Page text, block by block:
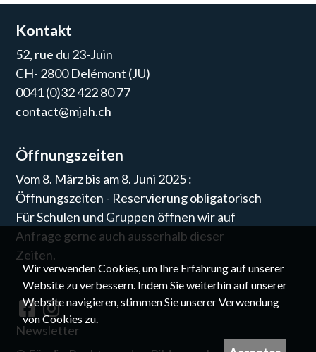
Kontakt
52, rue du 23-Juin
CH- 2800 Delémont (JU)
0041 (0)32 422 80 77
contact@mjah.ch
Öffnungszeiten
Vom 8. März bis am 8. Juni 2025 :
Öffnungszeiten - Reservierung obligatorisch
Für Schulen und Gruppen öffnen wir auf
Anfrage gerne auch ausserhalb dieser
Zeiten.
Newsletter
Wir verwenden Cookies, um Ihre Erfahrung auf unserer
Website zu verbessern. Indem Sie weiterhin auf unserer
Website navigieren, stimmen Sie unserer Verwendung
von Cookies zu.